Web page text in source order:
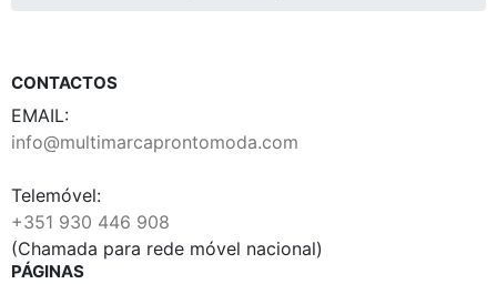
CONTACTOS
EMAIL:
info@multimarcaprontomoda.com
Telemóvel:
+351 930 446 908
(Chamada para rede móvel nacional)
PÁGINAS